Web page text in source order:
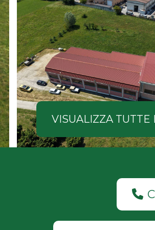
VISUALIZZA TUTTE